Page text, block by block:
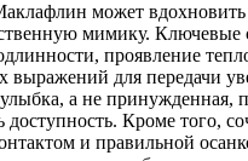
может вдохновить
мимику. Ключевые
проявление
выражений для передачи
а не принужденная,
доступность. Кроме того,
и правильной